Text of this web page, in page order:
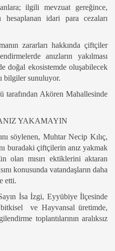
ilgili mevzuat gereğince,
idari para cezaları
zararları hakkında çiftçiler
anızların yakılması
doğal ekosistemde oluşabilecek
bilgiler sunuluyor.
tarafından Akören Mahallesinde
YAKAMAYIN
söylenen, Muhtar Necip Kılıç,
buradaki çiftçilerin anız yakmak
olan mısırı ektiklerini aktaran
konusunda vatandaşların daha
etti.
İsa İzgi, Eyyübiye İlçesinde
ve Hayvansal üretimde,
toplantılarının aralıksız